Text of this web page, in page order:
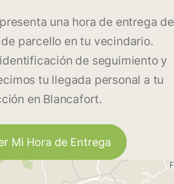
una hora de entrega de
parcello en tu vecindario.
de seguimiento y
tu llegada personal a tu
en Blancafort.
Mi Hora de Entrega